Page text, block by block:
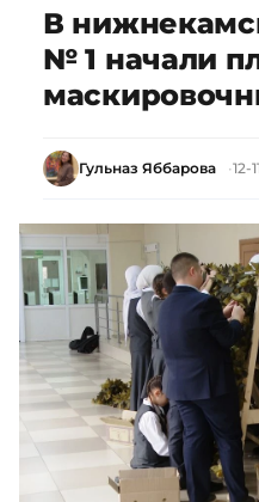
В
№ 1 начали
Гульназ Яббарова 12-